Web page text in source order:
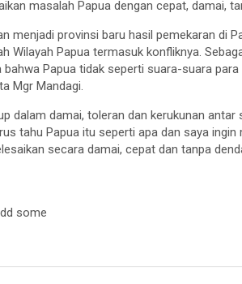
masalah Papua dengan cepat, damai,
menjadi provinsi baru hasil pemekaran di
Wilayah Papua termasuk konfliknya.
Papua tidak seperti suara-suara
Mgr Mandagi.
dalam damai, toleran dan kerukunan
tahu Papua itu seperti apa dan saya
secara damai, cepat dan tanpa
some